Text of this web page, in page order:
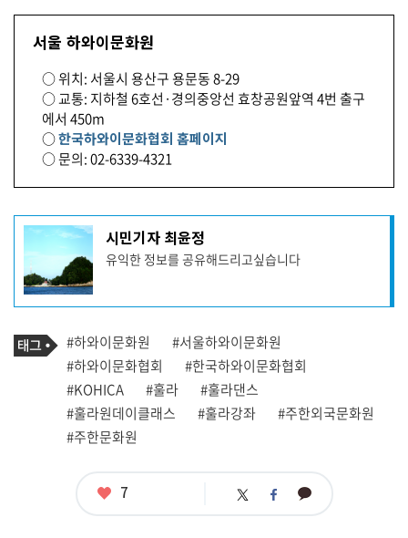
서울 하와이문화원
○ 위치: 서울시 용산구 용문동 8-29
○ 교통: 지하철 6호선·경의중앙선 효창공원앞역 4번 출구
에서 450m
○한국하와이문화협회 홈페이지
○ 문의: 02-6339-4321
기
사
작
성
자
프
필
시민기자 최윤정
유익한 정보를 공유해드리고싶습니다
기
사
관
련
태
그
태
그
#하와이문화원
#서울하와이문화원
#하와이문화협회
#한국하와이문화협회
#KOHICA
#훌라
#훌라댄스
#훌라원데이클래스
#훌라강좌
#주한외국문화원
#주한문화원
좋
7 트 페 카